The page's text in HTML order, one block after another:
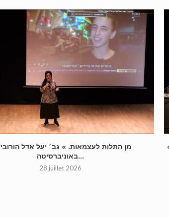
באוניברסיטה...
28 juillet 2026